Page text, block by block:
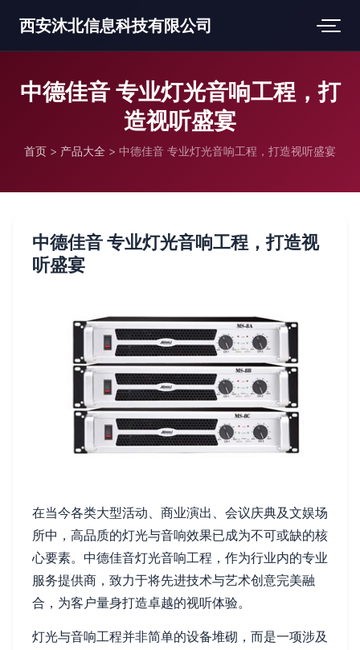
西安沐北信息科技有限公司
中德佳音 专业灯光音响工程，打
造视听盛宴
首页 > 产品大全 > 中德佳音 专业灯光音响工程，打造视听盛宴
中德佳音 专业灯光音响工程，打造视
听盛宴
在当今各类大型活动、商业演出、会议庆典及文娱场
所中，高品质的灯光与音响效果已成为不可或缺的核
心要素。中德佳音灯光音响工程，作为行业内的专业
服务提供商，致力于将先进技术与艺术创意完美融
合，为客户量身打造卓越的视听体验。
灯光与音响工程并非简单的设备堆砌，而是一项涉及